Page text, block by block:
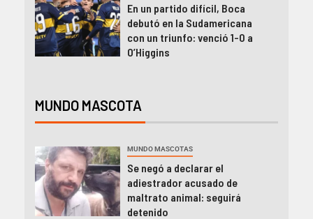
En un partido difícil, Boca
debutó en la Sudamericana
con un triunfo: venció 1-0 a
O’Higgins
MUNDO MASCOTA
MUNDO MASCOTAS
Se negó a declarar el
adiestrador acusado de
maltrato animal: seguirá
detenido